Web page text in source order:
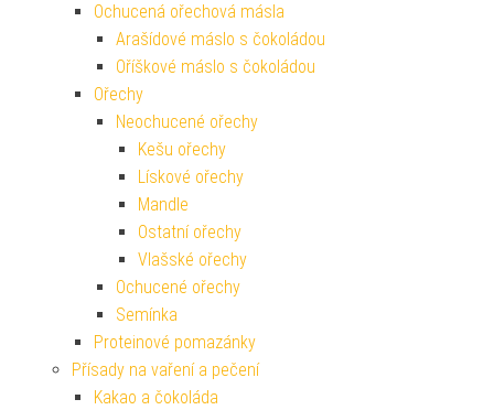
Ochucená ořechová másla
Arašídové máslo s čokoládou
Oříškové máslo s čokoládou
Ořechy
Neochucené ořechy
Kešu ořechy
Lískové ořechy
Mandle
Ostatní ořechy
Vlašské ořechy
Ochucené ořechy
Semínka
Proteinové pomazánky
Přísady na vaření a pečení
Kakao a čokoláda